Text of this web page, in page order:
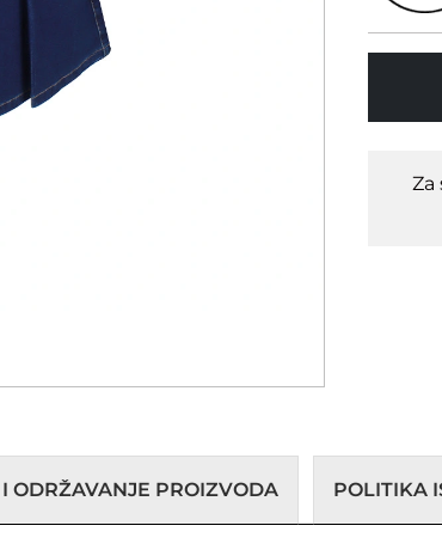
Za
I ODRŽAVANJE PROIZVODA POLITIKA